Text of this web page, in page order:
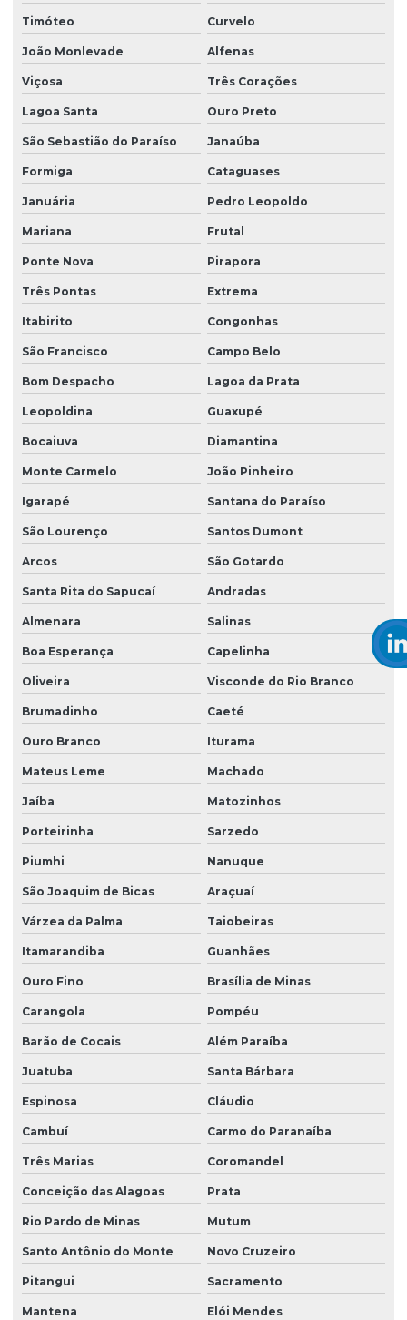
Timóteo Curvelo
João Monlevade Alfenas
Viçosa Três Corações
Lagoa Santa Ouro Preto
São Sebastião do Paraíso Janaúba
Formiga Cataguases
Januária Pedro Leopoldo
Mariana Frutal
Ponte Nova Pirapora
Três Pontas Extrema
Itabirito Congonhas
São Francisco Campo Belo
Bom Despacho Lagoa da Prata
Leopoldina Guaxupé
Bocaiuva Diamantina
Monte Carmelo João Pinheiro
Igarapé Santana do Paraíso
São Lourenço Santos Dumont
Arcos São Gotardo
Santa Rita do Sapucaí Andradas
Almenara Salinas
Boa Esperança Capelinha
Oliveira Visconde do Rio Branco
Brumadinho Caeté
Ouro Branco Iturama
Mateus Leme Machado
Jaíba Matozinhos
Porteirinha Sarzedo
Piumhi Nanuque
São Joaquim de Bicas Araçuaí
Várzea da Palma Taiobeiras
Itamarandiba Guanhães
Ouro Fino Brasília de Minas
Carangola Pompéu
Barão de Cocais Além Paraíba
Juatuba Santa Bárbara
Espinosa Cláudio
Cambuí Carmo do Paranaíba
Três Marias Coromandel
Conceição das Alagoas Prata
Rio Pardo de Minas Mutum
Santo Antônio do Monte Novo Cruzeiro
Pitangui Sacramento
Mantena Elói Mendes